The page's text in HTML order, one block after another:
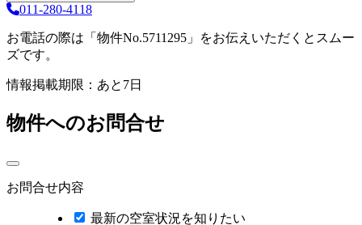
011-280-4118
お電話の際は「物件No.5711295」をお伝えいただくとスムー
ズです。
情報掲載期限：あと7日
物件へのお問合せ
お問合せ内容
最新の空室状況を知りたい